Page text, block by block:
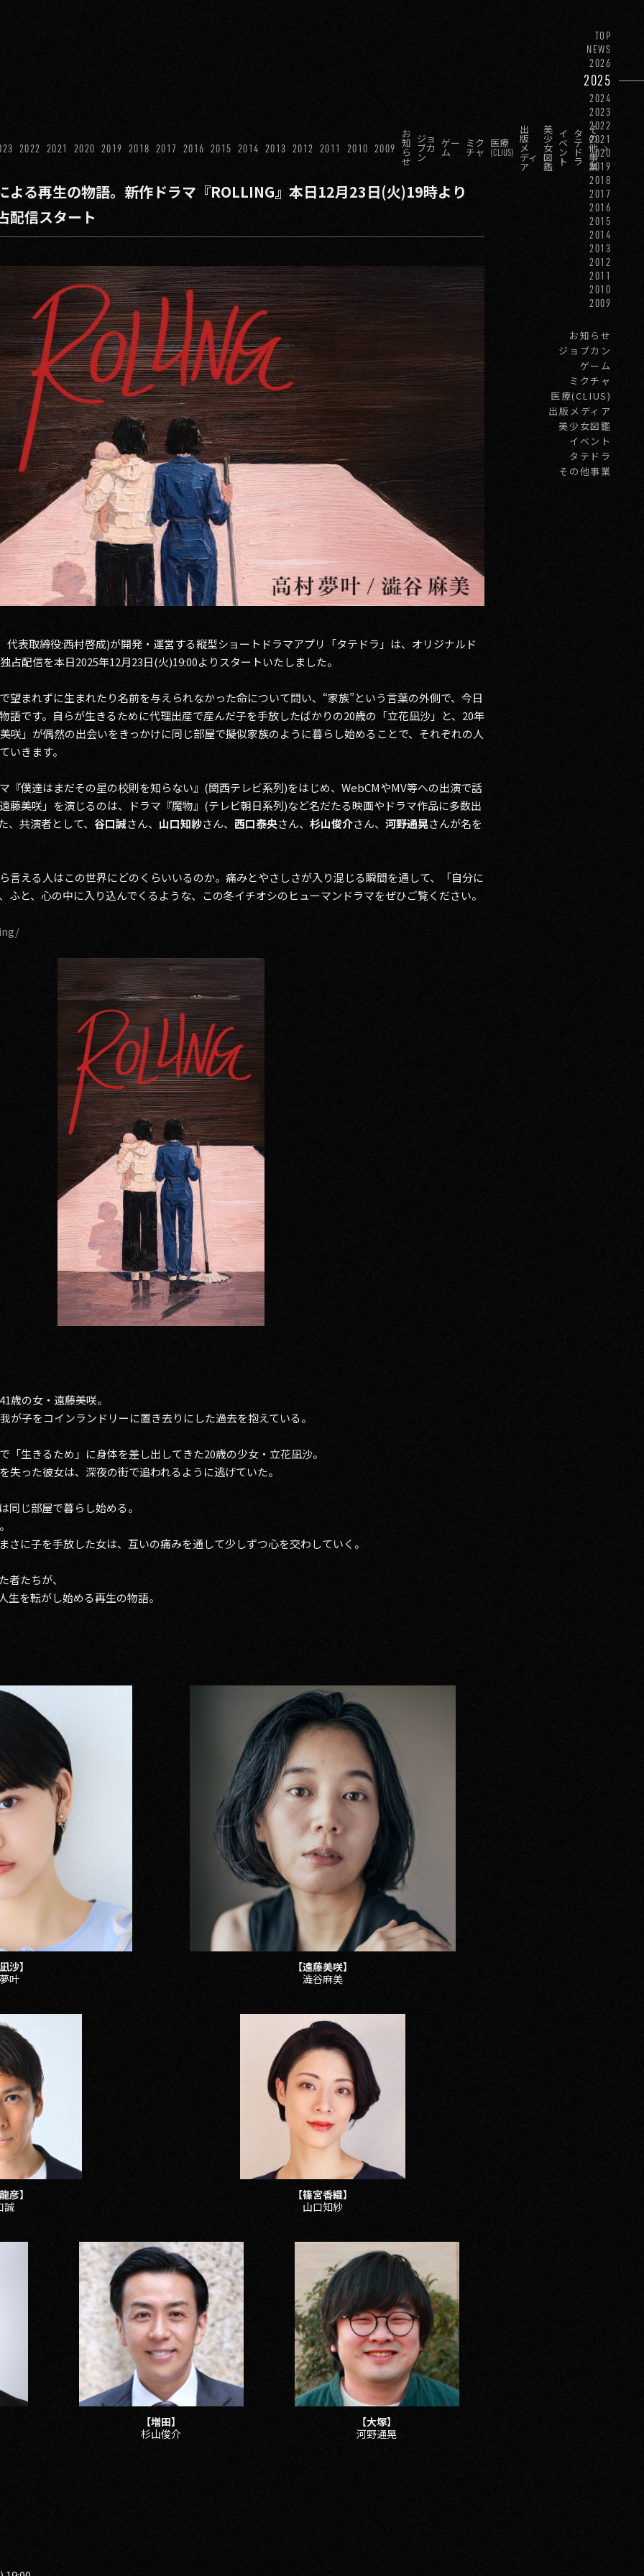
TOP
NEWS
2026
2025
2024
2023
2022
2021
2020
2019
2018
2017
2016
2015
2014
2013
2012
2011
2010
2009
お知らせ
ジョブカン
ゲーム
ミクチャ
医療(CLIUS)
出版メディア
美少女図鑑
イベント
タテドラ
その他事業
2022 2021 2020 2019 2018 2017 2016 2015 2014 2013 2012 2011 2010 2009
お
知
ら
せ
ジョ
ブカ
ン
ゲー
ム
ミク
チャ
医療
(CLIUS)
出
版
メ
ディ
ア
美
少
女
図
鑑
イ
ベ
ン
ト
タ
テ
ド
ラ
そ
の
他
事
業
よる再生の物語。新作ドラマ『ROLLING』本日12月23日(火)19時より
配信スタート
表取締役:西村啓成)が開発・運営する縦型ショートドラマアプリ「タテドラ」は、オリジナルド
占配信を本日2025年12月23日(火)19:00よりスタートいたしました。
望まれずに生まれたり名前を与えられなかった命について問い、“家族”という言葉の外側で、今日
語です。自らが生きるために代理出産で産んだ子を手放したばかりの20歳の「立花凪沙」と、20年
咲」が偶然の出会いをきっかけに同じ部屋で擬似家族のように暮らし始めることで、それぞれの人
いきます。
『僕達はまだその星の校則を知らない』(関西テレビ系列)をはじめ、WebCMやMV等への出演で話
藤美咲」を演じるのは、ドラマ『魔物』(テレビ朝日系列)など名だたる映画やドラマ作品に多数出
、共演者として、 谷口誠さん、 山口知紗さん、 西口泰央さん、 杉山俊介さん、 河野通晃さんが名を
言える人はこの世界にどのくらいいるのか。痛みとやさしさが入り混じる瞬間を通して、「自分に
ふと、心の中に入り込んでくるような、この冬イチオシのヒューマンドラマをぜひご覧ください。
歳の女・遠藤美咲。
が子をコインランドリーに置き去りにした過去を抱えている。
「生きるため」に身体を差し出してきた20歳の少女・立花凪沙。
失った彼女は、深夜の街で追われるように逃げていた。
同じ部屋で暮らし始める。
さに子を手放した女は、互いの痛みを通して少しずつ心を交わしていく。
者たちが、
を転がし始める再生の物語。
沙】
叶
【遠藤美咲】
澁谷麻美
彦】
誠
【篠宮香織】
山口知紗
【増田】
杉山俊介
【大塚】
河野通晃